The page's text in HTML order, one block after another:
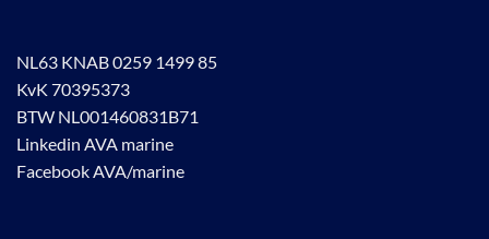
NL63 KNAB 0259 1499 85
KvK 70395373
BTW NL001460831B71
Linkedin AVA marine
Facebook AVA/marine